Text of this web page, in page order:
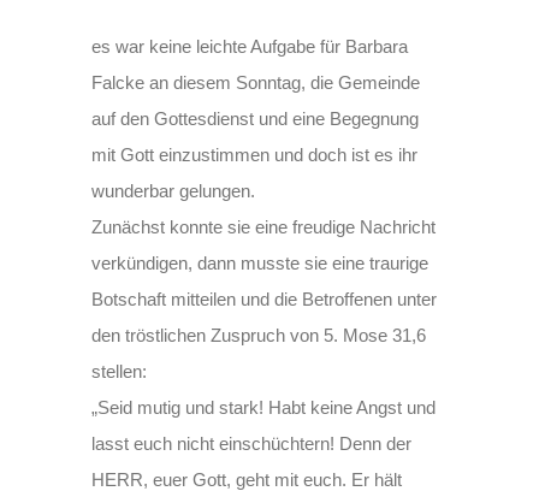
es war keine leichte Aufgabe für Barbara
Falcke an diesem Sonntag, die Gemeinde
auf den Gottesdienst und eine Begegnung
mit Gott einzustimmen und doch ist es ihr
wunderbar gelungen.
Zunächst konnte sie eine freudige Nachricht
verkündigen, dann musste sie eine traurige
Botschaft mitteilen und die Betroffenen unter
den tröstlichen Zuspruch von 5. Mose 31,6
stellen:
„Seid mutig und stark! Habt keine Angst und
lasst euch nicht einschüchtern! Denn der
HERR, euer Gott, geht mit euch. Er hält